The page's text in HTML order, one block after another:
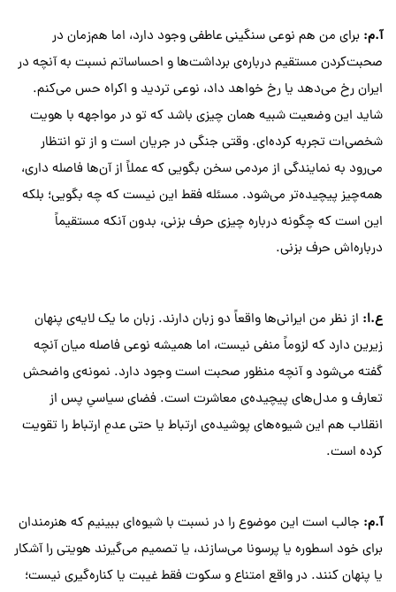
آ.م: برای من هم نوعی سنگینی عاطفی وجود دارد، اما هم‌زمان در
صحبت‌کردن مستقیم درباره‌ی برداشت‌ها و احساساتم نسبت به آنچه در
ایران رخ می‌دهد یا رخ خواهد داد، نوعی تردید و اکراه حس می‌کنم.
شاید این وضعیت شبیه همان چیزی باشد که تو در مواجهه با هویت
شخصی‌ات تجربه کرده‌ای. وقتی جنگی در جریان است و از تو انتظار
می‌رود به نمایندگی از مردمی سخن بگویی که عملاً از آن‌ها فاصله داری،
همه‌چیز پیچیده‌تر می‌شود. مسئله فقط این نیست که چه بگویی؛ بلکه
این است که چگونه درباره چیزی حرف بزنی، بدون آنکه مستقیماً
درباره‌اش حرف بزنی.
ع.ا: از نظر من ایرانی‌ها واقعاً دو زبان دارند. زبان ما یک لایه‌ی پنهان
زیرین دارد که لزوماً منفی نیست، اما همیشه نوعی فاصله میان آنچه
گفته می‌شود و آنچه منظور صحبت است وجود دارد. نمونه‌ی واضحش
تعارف و مدل‌های پیچیده‌ی معاشرت است. فضای سیاسیِ پس از
انقلاب هم این شیوه‌های پوشیده‌ی ارتباط یا حتی عدمِ ارتباط را تقویت
کرده است.
آ.م: جالب است این موضوع را در نسبت با شیوه‌ای ببینیم که هنرمندان
برای خود اسطوره یا پرسونا می‌سازند، یا تصمیم می‌گیرند هویتی را آشکار
یا پنهان کنند. در واقع امتناع و سکوت فقط غیبت یا کناره‌گیری نیست؛